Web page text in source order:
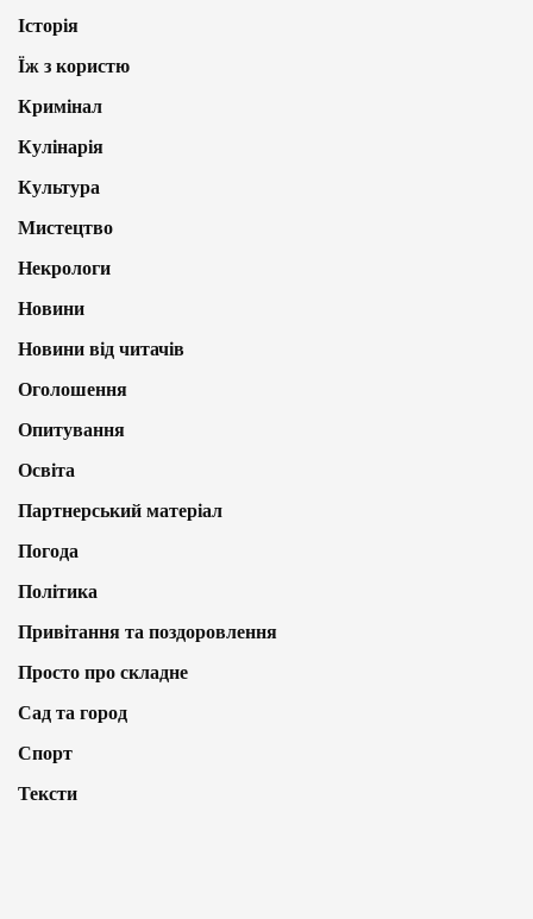
Історія
Їж з користю
Кримінал
Кулінарія
Культура
Мистецтво
Некрологи
Новини
Новини від читачів
Оголошення
Опитування
Освіта
Партнерський матеріал
Погода
Політика
Привітання та поздоровлення
Просто про складне
Сад та город
Спорт
Тексти